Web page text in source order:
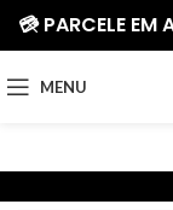
MENU
💳 PARCELE EM